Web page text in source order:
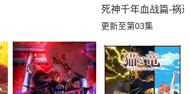
死神千年血战篇-祸
更新至第03集